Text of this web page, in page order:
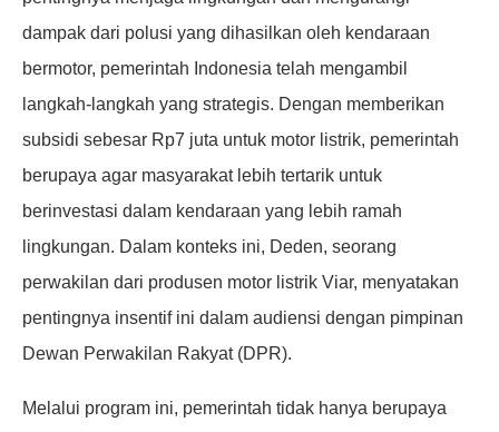
dampak dari polusi yang dihasilkan oleh kendaraan
bermotor, pemerintah Indonesia telah mengambil
langkah-langkah yang strategis. Dengan memberikan
subsidi sebesar Rp7 juta untuk motor listrik, pemerintah
berupaya agar masyarakat lebih tertarik untuk
berinvestasi dalam kendaraan yang lebih ramah
lingkungan. Dalam konteks ini, Deden, seorang
perwakilan dari produsen motor listrik Viar, menyatakan
pentingnya insentif ini dalam audiensi dengan pimpinan
Dewan Perwakilan Rakyat (DPR).
Melalui program ini, pemerintah tidak hanya berupaya